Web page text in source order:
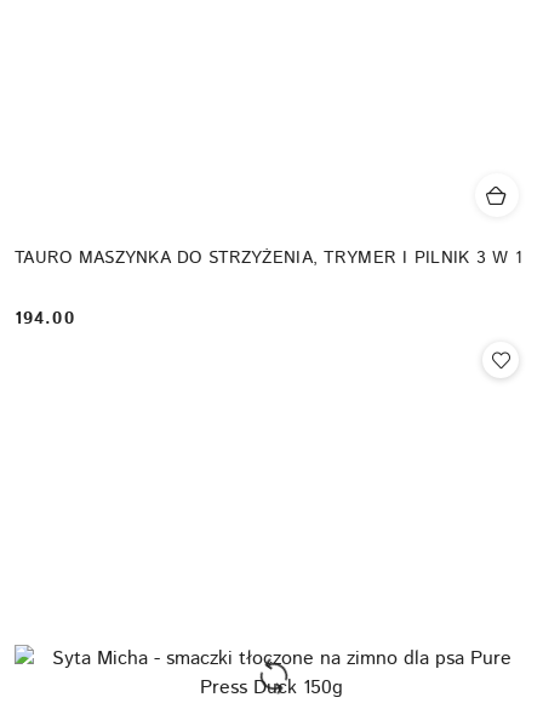
TAURO MASZYNKA DO STRZYŻENIA, TRYMER I PILNIK 3 W 1
Cena:
194.00